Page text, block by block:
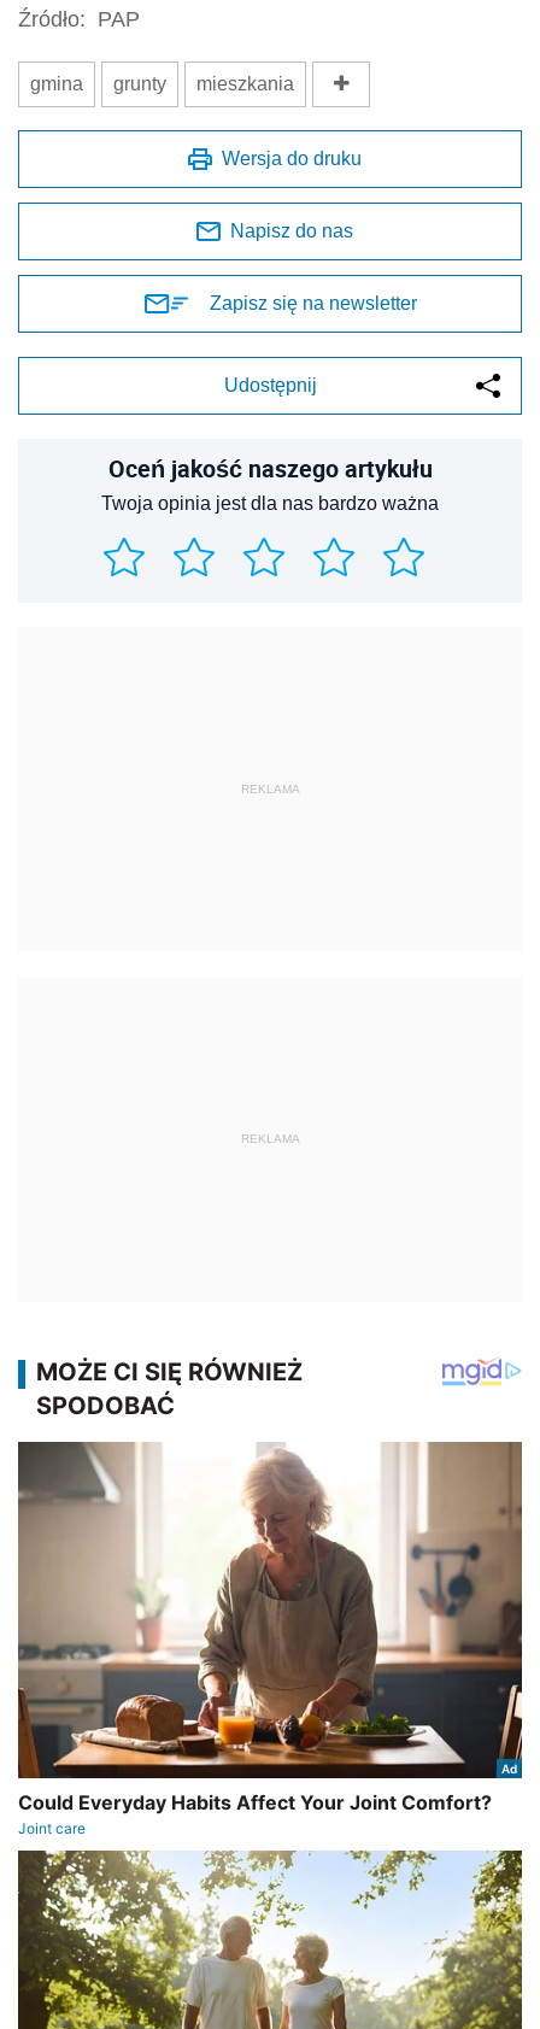
Źródło: PAP
gmina grunty mieszkania
Wersja do druku
Napisz do nas
Zapisz się na newsletter
Udostępnij
Oceń jakość naszego artykułu
Twoja opinia jest dla nas bardzo ważna
REKLAMA
REKLAMA